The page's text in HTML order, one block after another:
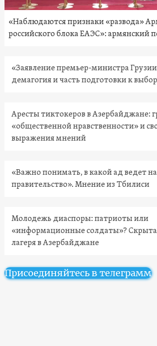
«Наблюдаются признаки «развода»
российского блока ЕАЭС»: армянский
«Заявление премьер-министра
демагогия и часть подготовки к
Аресты тиктокеров в Азербайджане:
«общественной нравственности» и
выражения мнений
«Важно понимать, в какой ад ведет
правительство». Мнение из Тбилиси
Молодежь диаспоры: патриоты или
«информационные солдаты»?
лагеря в Азербайджане
Присоединяйтесь в телеграмм